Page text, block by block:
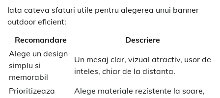
Iata cateva sfaturi utile pentru alegerea unui banner
outdoor eficient:
Recomandare
Descriere
Alege un design
simplu si
memorabil
Un mesaj clar, vizual atractiv, usor de
inteles, chiar de la distanta.
Prioritizeaza
Alege materiale rezistente la soare,